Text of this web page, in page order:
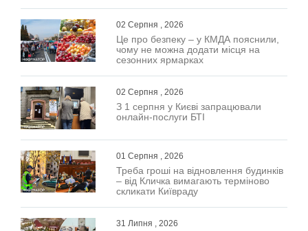
02 Серпня , 2026
Це про безпеку – у КМДА пояснили,
чому не можна додати місця на
сезонних ярмарках
02 Серпня , 2026
З 1 серпня у Києві запрацювали
онлайн-послуги БТІ
01 Серпня , 2026
Треба гроші на відновлення будинків
– від Кличка вимагають терміново
скликати Київраду
31 Липня , 2026